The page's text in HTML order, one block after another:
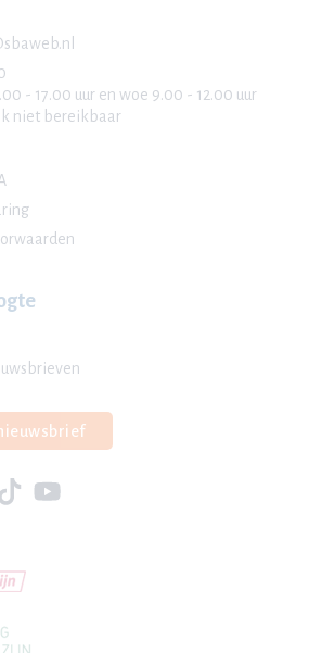
- 17.00 uur en woe 9.00 - 12.00 uur
niet bereikbaar